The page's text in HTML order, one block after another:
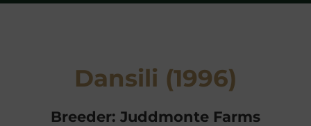
Dansili (1996)
Breeder: Juddmonte Farms